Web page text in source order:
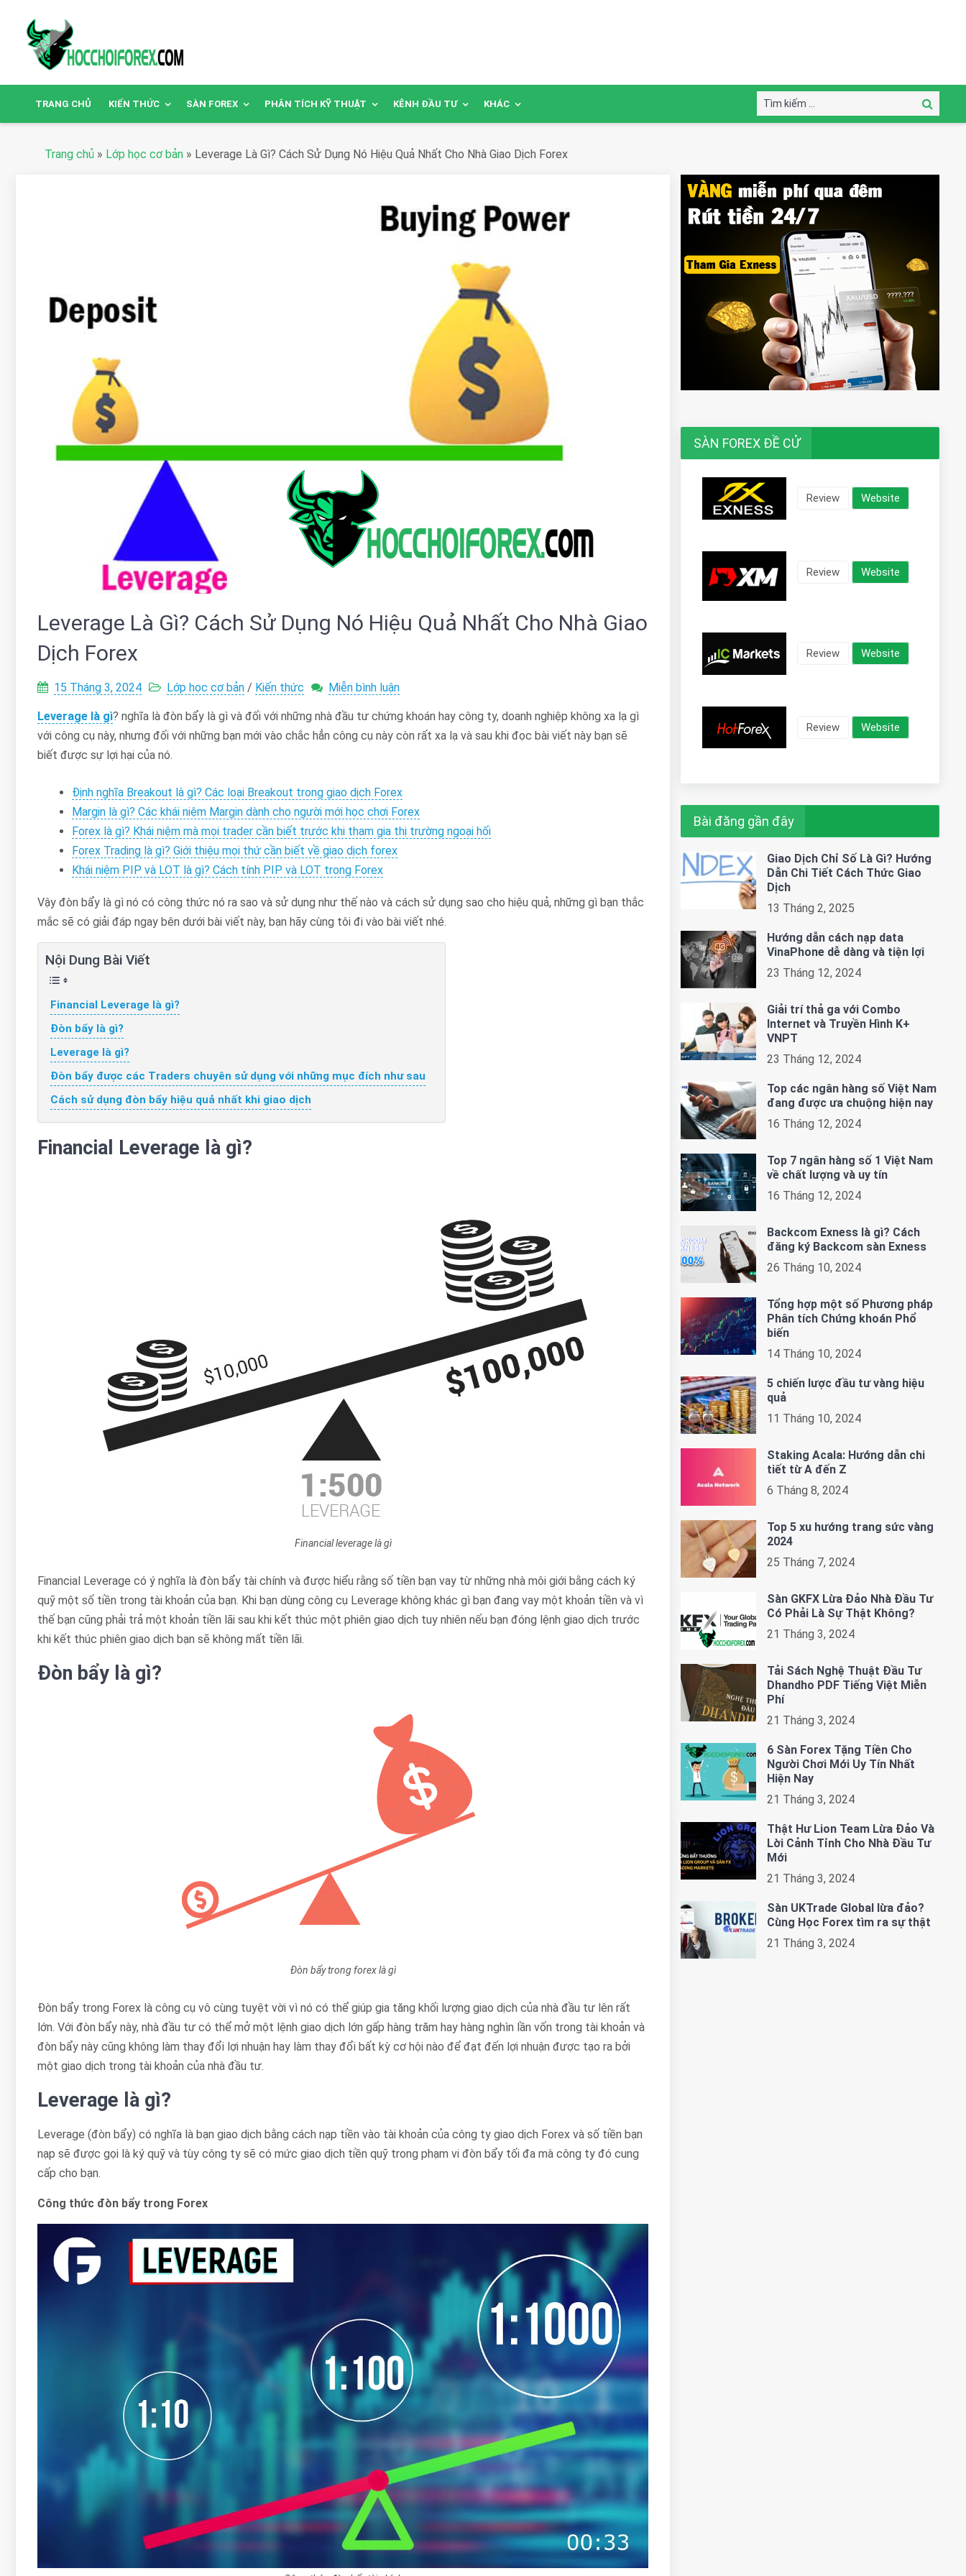
TRANG CHỦ KIẾN THỨC SÀN FOREX PHÂN TÍCH KỸ THUẬT KÊNH ĐẦU TƯ KHÁC
Tìm
kiếm:
Tìm
kiếm
Trang chủ » Lớp học cơ bản » Leverage Là Gì? Cách Sử Dụng Nó Hiệu Quả Nhất Cho Nhà Giao Dịch Forex
Leverage Là Gì? Cách Sử Dụng Nó Hiệu Quả Nhất Cho Nhà Giao
Dịch Forex
15 Tháng 3, 2024 Lớp học cơ bản / Kiến thức Miễn bình luậntrên
Là
Gì?
Nó
Hiệu
Quả
Dịch
Forex
Leverage là gì? nghĩa là đòn bẩy là gì và đối với những nhà đầu tư chứng khoán hay công ty, doanh nghiệp không xa lạ gì
với công cụ này, nhưng đối với những bạn mới vào chắc hẳn công cụ này còn rất xa lạ và sau khi đọc bài viết này bạn sẽ
biết được sự lợi hại của nó.
Định nghĩa Breakout là gì? Các loại Breakout trong giao dịch Forex
Margin là gì? Các khái niệm Margin dành cho người mới học chơi Forex
Forex là gì? Khái niệm mà mọi trader cần biết trước khi tham gia thị trường ngoại hối
Forex Trading là gì? Giới thiệu mọi thứ cần biết về giao dịch forex
Khái niệm PIP và LOT là gì? Cách tính PIP và LOT trong Forex
Vậy đòn bẩy là gì nó có công thức nó ra sao và sử dụng như thế nào và cách sử dụng sao cho hiệu quả, những gì bạn thắc
mắc sẽ có giải đáp ngay bên dưới bài viết này, bạn hãy cùng tôi đi vào bài viết nhé.
Nội Dung Bài Viết
Financial Leverage là gì?
Đòn bẩy là gì?
Leverage là gì?
Đòn bẩy được các Traders chuyên sử dụng với những mục đích như sau
Cách sử dụng đòn bẩy hiệu quả nhất khi giao dịch
Financial Leverage là gì?
Financial leverage là gì
Financial Leverage có ý nghĩa là đòn bẩy tài chính và được hiểu rằng số tiền bạn vay từ những nhà môi giới bằng cách ký
quỹ một số tiền trong tài khoản của bạn. Khi bạn dùng công cụ Leverage không khác gì bạn đang vay một khoản tiền và vì
thế bạn cũng phải trả một khoản tiền lãi sau khi kết thúc một phiên giao dịch tuy nhiên nếu bạn đóng lệnh giao dịch trước
khi kết thúc phiên giao dịch bạn sẽ không mất tiền lãi.
Đòn bẩy là gì?
Đòn bẩy trong forex là gì
Đòn bẩy trong Forex là công cụ vô cùng tuyệt vời vì nó có thể giúp gia tăng khối lượng giao dịch của nhà đầu tư lên rất
lớn. Với đòn bẩy này, nhà đầu tư có thể mở một lệnh giao dịch lớn gấp hàng trăm hay hàng nghìn lần vốn trong tài khoản và
đòn bẩy này cũng không làm thay đổi lợi nhuận hay làm thay đổi bất kỳ cơ hội nào để đạt đến lợi nhuận được tạo ra bởi
một giao dịch trong tài khoản của nhà đầu tư.
Leverage là gì?
Leverage (đòn bẩy) có nghĩa là bạn giao dịch bằng cách nạp tiền vào tài khoản của công ty giao dịch Forex và số tiền bạn
nạp sẽ được gọi là ký quỹ và tùy công ty sẽ có mức giao dịch tiền quỹ trong phạm vi đòn bẩy tối đa mà công ty đó cung
cấp cho bạn.
Công thức đòn bẩy trong Forex
SÀN FOREX ĐỀ CỬ
Review Website
Review Website
Review Website
Review Website
Bài đăng gần đây
Giao Dịch Chỉ Số Là Gì? Hướng
Dẫn Chi Tiết Cách Thức Giao
Dịch
13 Tháng 2, 2025
Hướng dẫn cách nạp data
VinaPhone dễ dàng và tiện lợi
23 Tháng 12, 2024
Giải trí thả ga với Combo
Internet và Truyền Hình K+
VNPT
23 Tháng 12, 2024
Top các ngân hàng số Việt Nam
đang được ưa chuộng hiện nay
16 Tháng 12, 2024
Top 7 ngân hàng số 1 Việt Nam
về chất lượng và uy tín
16 Tháng 12, 2024
Backcom Exness là gì? Cách
đăng ký Backcom sàn Exness
26 Tháng 10, 2024
Tổng hợp một số Phương pháp
Phân tích Chứng khoán Phổ
biến
14 Tháng 10, 2024
5 chiến lược đầu tư vàng hiệu
quả
11 Tháng 10, 2024
Staking Acala: Hướng dẫn chi
tiết từ A đến Z
6 Tháng 8, 2024
Top 5 xu hướng trang sức vàng
2024
25 Tháng 7, 2024
Sàn GKFX Lừa Đảo Nhà Đầu Tư
Có Phải Là Sự Thật Không?
21 Tháng 3, 2024
Tải Sách Nghệ Thuật Đầu Tư
Dhandho PDF Tiếng Việt Miễn
Phí
21 Tháng 3, 2024
6 Sàn Forex Tặng Tiền Cho
Người Chơi Mới Uy Tín Nhất
Hiện Nay
21 Tháng 3, 2024
Thật Hư Lion Team Lừa Đảo Và
Lời Cảnh Tỉnh Cho Nhà Đầu Tư
Mới
21 Tháng 3, 2024
Sàn UKTrade Global lừa đảo?
Cùng Học Forex tìm ra sự thật
21 Tháng 3, 2024